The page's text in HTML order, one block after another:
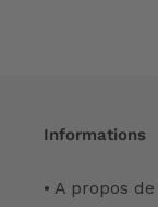
Informations
• A propos